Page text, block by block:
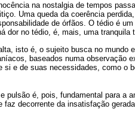
na nostalgia de tempos
Uma queda da coerência
de órfãos. O tédio é
dor no tédio, é, mais, uma tranquila
isto é, o sujeito busca no mundo
baseados numa observação
si e de suas necessidades, como o
pulsão é, pois, fundamental para a
decorrente da insatisfação